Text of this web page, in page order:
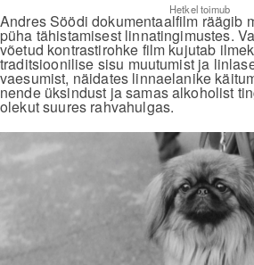
Hetkel toimub
Andres Söödi dokumentaalfilm räägib
püha tähistamisest linnatingimustes.
võetud kontrastirohke film kujutab
traditsioonilise sisu muutumist ja
vaesumist, näidates linnaelanike
nende üksindust ja samas alkoholist
olekut suures rahvahulgas.